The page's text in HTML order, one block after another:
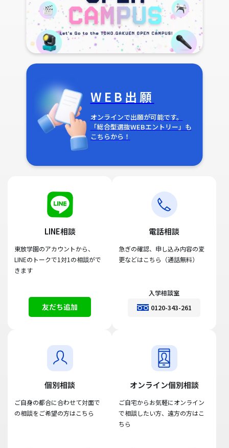
WEB出願
オンラインで出願が可能です。
「総合型選抜WEBエントリー」も
こちらから！
LINE相談
東放学園のアカウントから、
LINEのトークで1対1の相談がで
きます
友だち追加
電話相談
急ぎの確認、申し込み内容の変
更などはこちら（通話無料）
入学相談室
0120-343-261
個別相談
ご自身の都合に合わせて対面で
の相談をご希望の方はこちら
オンライン個別相談
ご自宅からお気軽にオンライン
で相談したい方、遠方の方はこ
ちら